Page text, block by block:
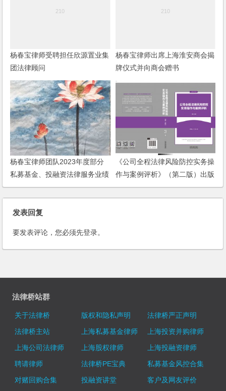
杨春宝律师受聘担任欣源置业集
团法律顾问
杨春宝律师出席上海淮安商会揭
牌仪式并向商会赠书
杨春宝律师团队2023年度部分
私募基金、投融资法律服务业绩
动态
《公司全程法律风险防控实务操
作与案例评析》（第二版）出版
发行
发表回复
要发表评论，您必须先登录。
法律桥站群
关于法律桥 版权和隐私声明
法律桥严正声明
法律桥主站
上海私募基金律师
上海投资并购律师
上海公司法律师
上海股权律师
上海投融资律师
聘请律师
法律桥PE宝典
私募基金风控合集
对赌回购合集
投融资讲堂
客户及网友评价